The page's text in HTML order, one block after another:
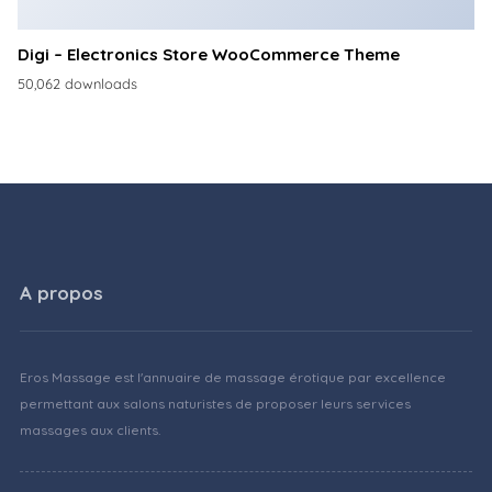
Digi – Electronics Store WooCommerce Theme
50,062 downloads
A propos
Eros Massage est l'annuaire de massage érotique par excellence
permettant aux salons naturistes de proposer leurs services
massages aux clients.